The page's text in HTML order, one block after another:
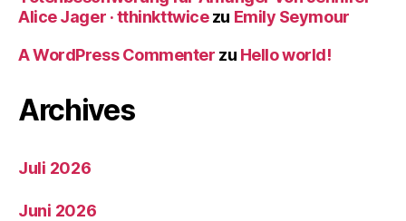
Alice Jager · tthinkttwicezu Emily Seymour
A WordPress Commenter zu Hello world!
Archives
Juli 2026
Juni 2026